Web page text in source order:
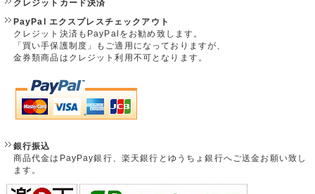
クレジットカード決済
PayPal エクスプレスチェックアウト
クレジット決済もPayPalをお勧め致します。
「買い手保護制度」もご適用になっておりますが、
金券類商品はクレジット利用不可となります。
銀行振込
商品代金はPayPay銀行、楽天銀行とゆうちょ銀行へご送金お願い致し
ます。